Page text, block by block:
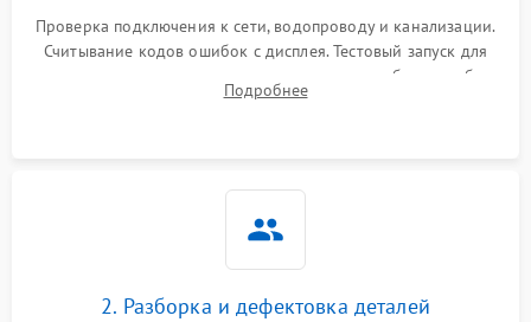
Проверка подключения к сети, водопроводу и канализации.
Считывание кодов ошибок с дисплея. Тестовый запуск для
выявления посторонних шумов, протечек или сбоев в работе
электронного модуля управления.
Подробнее
2. Разборка и дефектовка деталей